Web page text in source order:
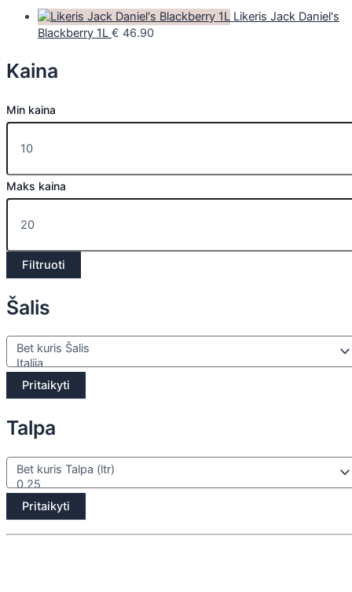
Likeris Jack Daniel's
Blackberry 1L € 46.90
Kaina
Min kaina
Maks kaina
Filtruoti
Šalis
Pritaikyti
Talpa
Pritaikyti